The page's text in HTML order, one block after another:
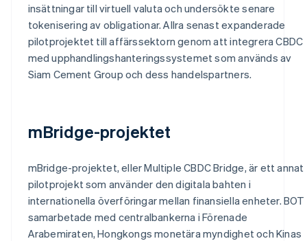
insättningar till virtuell valuta och undersökte senare
tokenisering av obligationar. Allra senast expanderade
pilotprojektet till affärssektorn genom att integrera CBDC
med upphandlingshanteringssystemet som används av
Siam Cement Group och dess handelspartners.
mBridge-projektet
mBridge-projektet, eller Multiple CBDC Bridge, är ett annat
pilotprojekt som använder den digitala bahten i
internationella överföringar mellan finansiella enheter. BOT
samarbetade med centralbankerna i Förenade
Arabemiraten, Hongkongs monetära myndighet och Kinas